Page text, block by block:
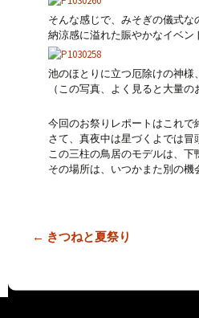
そんな感じで、みそぎの儀式
納涼感に溢れた賑やかなイベ
池のほとりに立つ厄除けの神
（この写真、よく見ると大量
今回のお祭りレポートはこれで
さて、真夜中は星づくよでは
この三柱の鳥居のモデルは、
その場所は、いつかまた別の機
← きつねと夏祭り